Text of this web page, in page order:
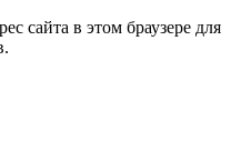
сайта в этом браузере для